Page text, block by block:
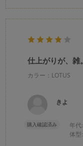
仕上がりが、雑。
カラー：LOTUS
きよ
購入確認済み 年代:
体型: